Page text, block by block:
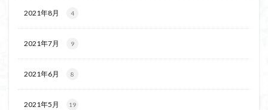
2021年8月 4
2021年7月 9
2021年6月 8
2021年5月 19